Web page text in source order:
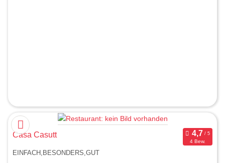
Casa Casutt
4 Bew.
EINFACH,BESONDERS,GUT